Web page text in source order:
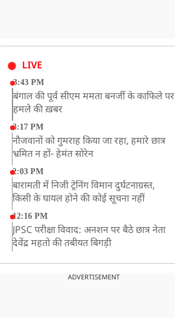
LIVE
3:43 PM
बंगाल की पूर्व सीएम ममता बनर्जी के काफिले पर
हमले की ख़बर
3:17 PM
नौजवानों को गुमराह किया जा रहा, हमारे छात्र
भ्रमित न हों- हेमंत सोरेन
2:03 PM
बारामती में निजी ट्रेनिंग विमान दुर्घटनाग्रस्त,
किसी के घायल होने की कोई सूचना नहीं
12:16 PM
JPSC परीक्षा विवाद: अनशन पर बैठे छात्र नेता
देवेंद्र महतो की तबीयत बिगड़ी
रांचीः छात्रों के समर्थन में विधायक जयराम महतो
ADVERTISEMENT